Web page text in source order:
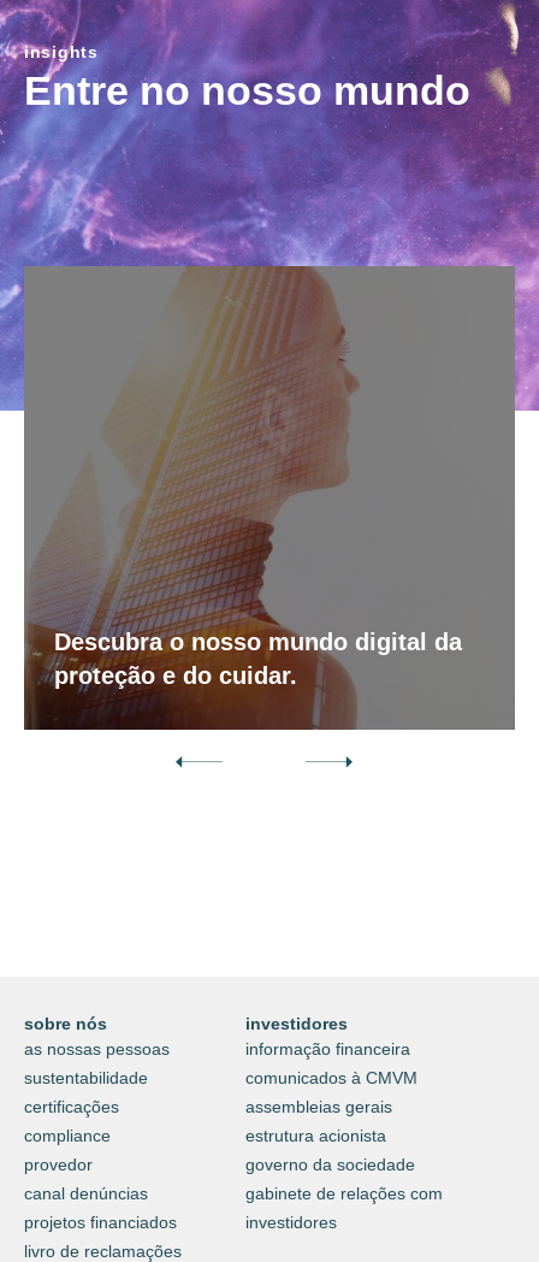
insights
Entre no nosso mundo
Descubra o nosso mundo digital da
proteção e do cuidar.
sobre nós
as nossas pessoas
sustentabilidade
certificações
compliance
provedor
canal denúncias
projetos financiados
livro de reclamações
investidores
informação financeira
comunicados à CMVM
assembleias gerais
estrutura acionista
governo da sociedade
gabinete de relações com
investidores